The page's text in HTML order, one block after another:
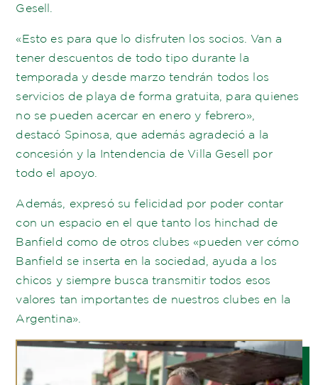
Gesell.
«Esto es para que lo disfruten los socios. Van a
tener descuentos de todo tipo durante la
temporada y desde marzo tendrán todos los
servicios de playa de forma gratuita, para quienes
no se pueden acercar en enero y febrero»,
destacó Spinosa, que además agradeció a la
concesión y la Intendencia de Villa Gesell por
todo el apoyo.
Además, expresó su felicidad por poder contar
con un espacio en el que tanto los hinchad de
Banfield como de otros clubes «pueden ver cómo
Banfield se inserta en la sociedad, ayuda a los
chicos y siempre busca transmitir todos esos
valores tan importantes de nuestros clubes en la
Argentina».